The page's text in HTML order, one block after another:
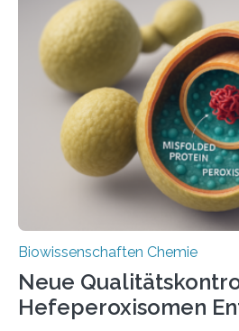
Biowissenschaften Chemie
Neue
Hefeperoxisomen